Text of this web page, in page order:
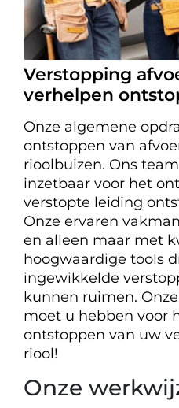
Verstopping
verhelpen
Onze algemene
ontstoppen van
rioolbuizen. Ons
inzetbaar voor het
verstopte leiding
Onze ervaren
en alleen maar met
hoogwaardige tools
ingewikkelde
kunnen ruimen.
moet u hebben voor
ontstoppen van uw
riool!
Onze